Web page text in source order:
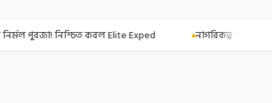
Exped নাগরিকত্ব দিতেই CAA! ৩০০ মতুয়াকে নাগরিকত্বের